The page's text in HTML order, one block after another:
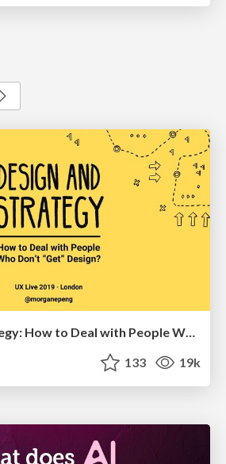
Design and Strategy: How to Deal with People Who Don’t "Get" Design
133 19k